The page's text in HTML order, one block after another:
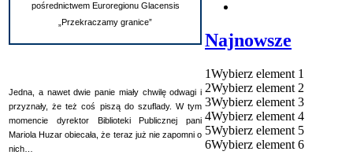
pośrednictwem Euroregionu Glacensis
„Przekraczamy granice”
Jedna, a nawet dwie panie miały chwilę odwagi i
przyznały, że też coś piszą do szuflady. W tym
momencie dyrektor Biblioteki Publicznej pani
Mariola Huzar obiecała, że teraz już nie zapomni o
nich…
Najnowsze
1Wybierz element 1
2Wybierz element 2
3Wybierz element 3
4Wybierz element 4
5Wybierz element 5
6Wybierz element 6